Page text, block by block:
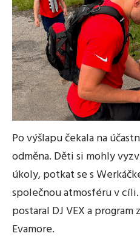
Po výšlapu čekala na
odměna. Děti si mohly
úkoly, potkat se s
společnou atmosféru v
postaral DJ VEX a
Evamore.